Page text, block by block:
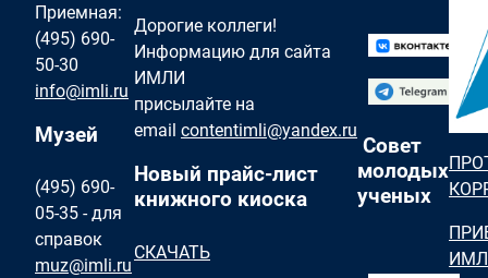
Приемная:
(495) 690-
50-30
info@imli.ru
Музей
(495) 690-
05-35 - для
справок
muz@imli.ru
Дорогие коллеги!
Информацию для сайта
ИМЛИ
присылайте на
email contentimli@yandex.ru
Новый прайс-лист
книжного киоска
СКАЧАТЬ
Совет
молодых
ученых